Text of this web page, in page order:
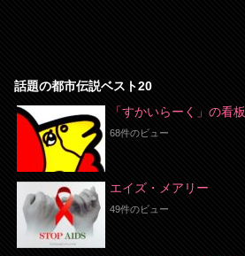
話題の都市伝説ベスト20
「すかいらーく」の看板
68件のビュー
エイズ・メアリー
49件のビュー